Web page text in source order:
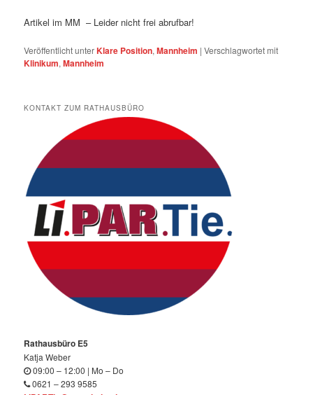
Artikel im MM – Leider nicht frei abrufbar!
Veröffentlicht unterKlare Position,Mannheim |Verschlagwortet mit
Klinikum,Mannheim
KONTAKT ZUM RATHAUSBÜRO
Rathausbüro E5
Katja Weber
09:00 – 12:00 | Mo – Do
0621 – 293 9585